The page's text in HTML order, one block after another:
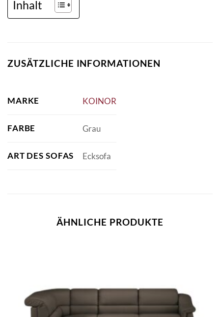
Inhalt
ZUSÄTZLICHE INFORMATIONEN
MARKE KOINOR
FARBE Grau
ART DES SOFAS Ecksofa
ÄHNLICHE PRODUKTE